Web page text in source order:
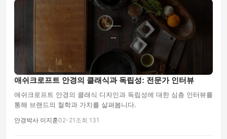
애쉬크로프트 안경의 클래식과 독립성: 전문가 인터뷰
애쉬크로프트 안경의 클래식 디자인과 독립성에 대한 심층 인터뷰를
통해 브랜드의 철학과 가치를 살펴봅니다.
안경박사 이지훈02-21 조회 131